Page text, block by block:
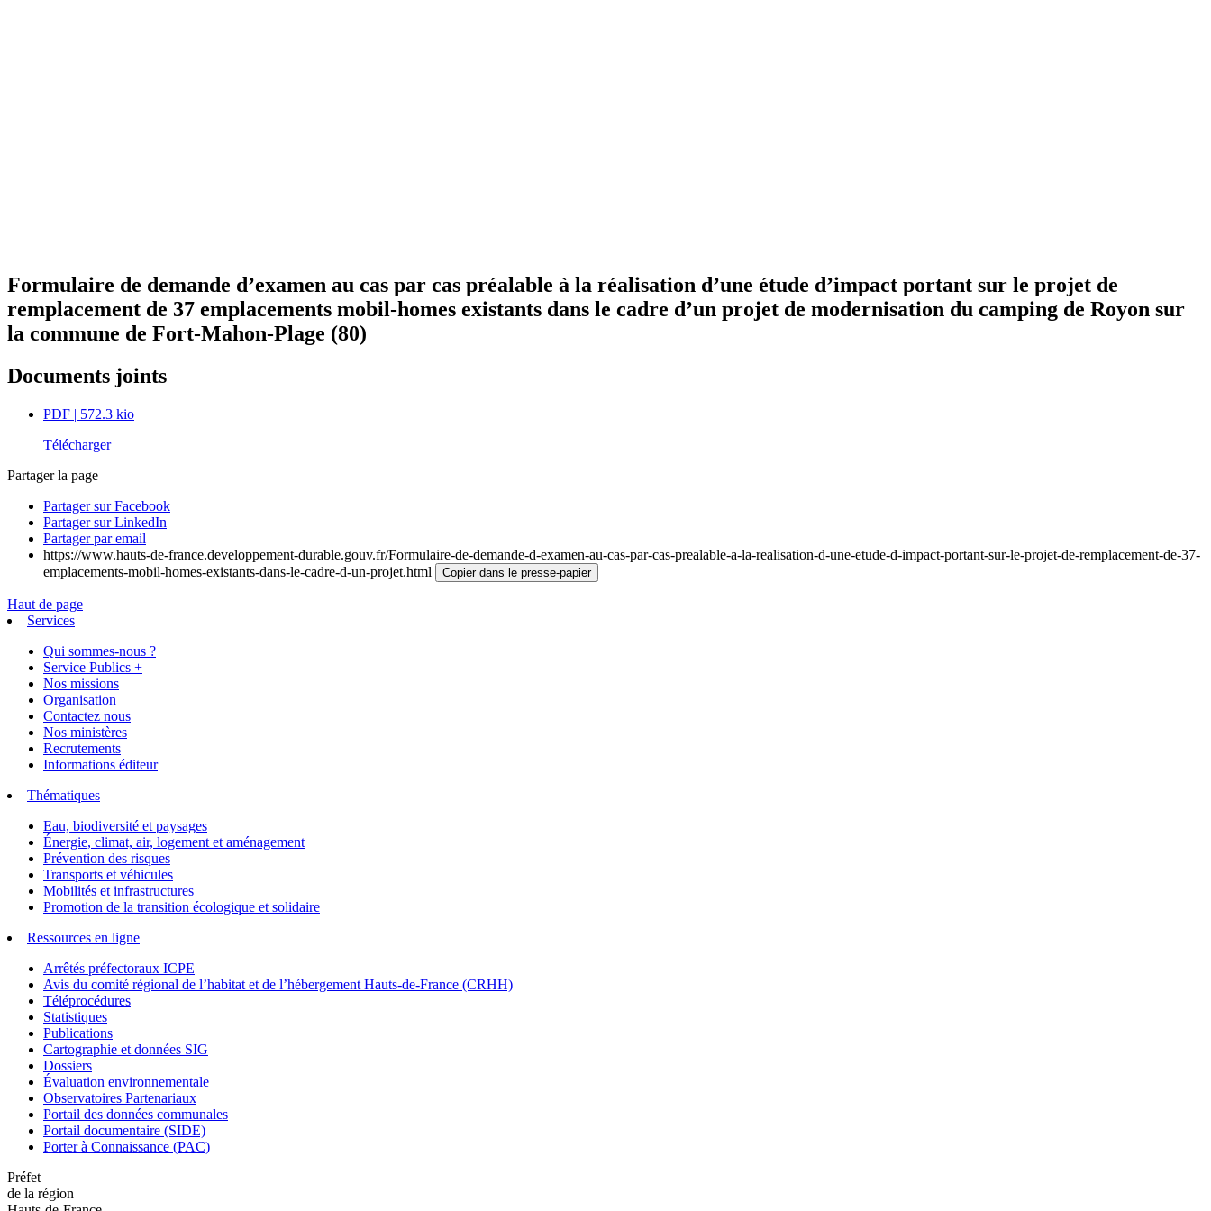
Formulaire de demande d’examen au cas par cas préalable à la réalisation d’une étude d’impact portant sur le projet de
remplacement de 37 emplacements mobil-homes existants dans le cadre d’un projet de modernisation du camping de Royon sur
la commune de Fort-Mahon-Plage (80)
Documents joints
PDF | 572.3 kio
Télécharger
Partager la page
Partager sur Facebook
Partager sur LinkedIn
Partager par email
https://www.hauts-de-france.developpement-durable.gouv.fr/Formulaire-de-demande-d-examen-au-cas-par-cas-prealable-a-la-realisation-d-une-etude-d-impact-portant-sur-le-projet-de-remplacement-de-37-
emplacements-mobil-homes-existants-dans-le-cadre-d-un-projet.html
Copier dans le presse-papier
Haut de page
Services
Qui sommes-nous ?
Service Publics +
Nos missions
Organisation
Contactez nous
Nos ministères
Recrutements
Informations éditeur
Thématiques
Eau, biodiversité et paysages
Énergie, climat, air, logement et aménagement
Prévention des risques
Transports et véhicules
Mobilités et infrastructures
Promotion de la transition écologique et solidaire
Ressources en ligne
Arrêtés préfectoraux ICPE
Avis du comité régional de l’habitat et de l’hébergement Hauts-de-France (CRHH)
Téléprocédures
Statistiques
Publications
Cartographie et données SIG
Dossiers
Évaluation environnementale
Observatoires Partenariaux
Portail des données communales
Portail documentaire (SIDE)
Porter à Connaissance (PAC)
Préfet
de la région